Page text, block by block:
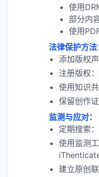
使用
部分内
使用
法律保护方法
添加版权
注册版权
使用知识
保留创作
监测与应对：
定期搜索
使用监测
建立原创